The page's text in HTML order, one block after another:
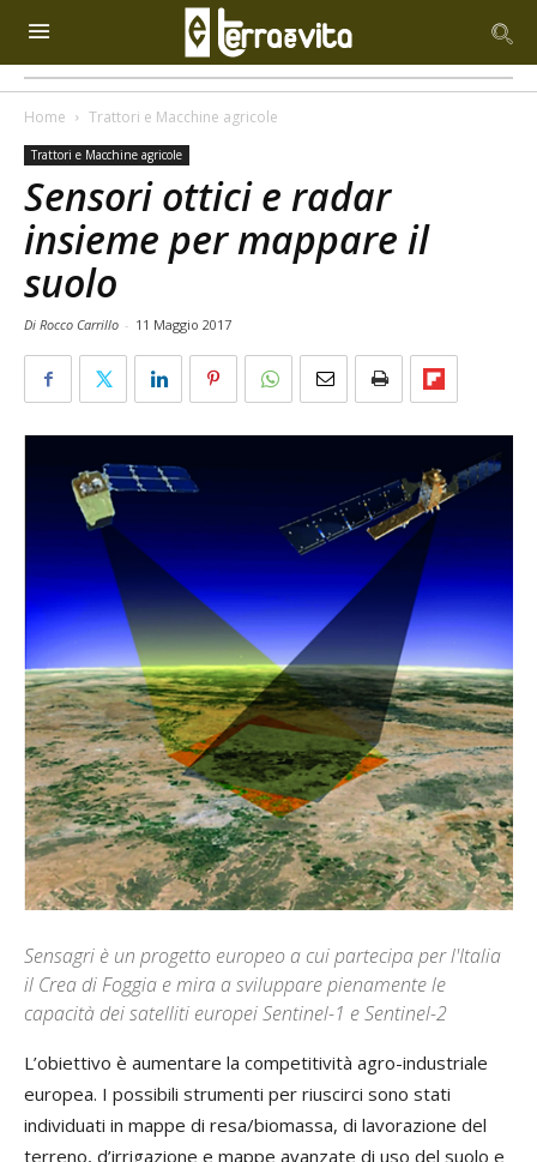
Home Trattori e Macchine agricole
Trattori e Macchine agricole
Sensori ottici e radar
insieme per mappare il
suolo
Di Rocco Carrillo - 11 Maggio 2017
Sensagri è un progetto europeo a cui partecipa per l'Italia
il Crea di Foggia e mira a sviluppare pienamente le
capacità dei satelliti europei Sentinel-1 e Sentinel-2
L’obiettivo è aumentare la competitività agro-industriale
europea. I possibili strumenti per riuscirci sono stati
individuati in mappe di resa/biomassa, di lavorazione del
terreno, d’irrigazione e mappe avanzate di uso del suolo e